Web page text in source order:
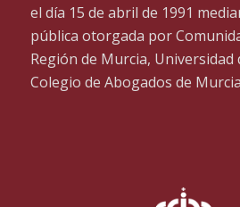
el día 15 de abril de 1991
pública otorgada por
Región de Murcia,
Colegio de Abogados de